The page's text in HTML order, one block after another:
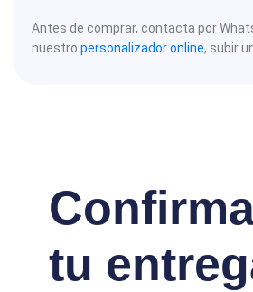
Antes de comprar, contacta por
nuestro personalizador online, subir
tu